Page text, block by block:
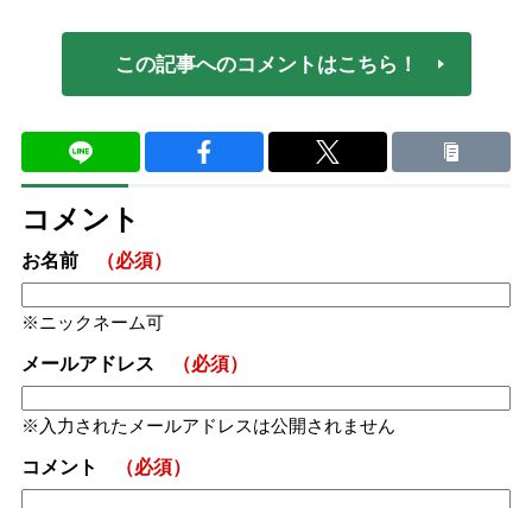
この記事へのコメントはこちら！
コメント
お名前 （必須）
ニックネーム可
メールアドレス （必須）
入力されたメールアドレスは公開されません
コメント （必須）